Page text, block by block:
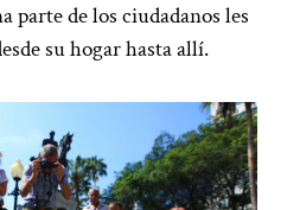
parte de los ciudadanos les
su hogar hasta allí.